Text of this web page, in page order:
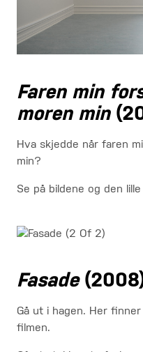
Faren min
moren min
Hva skjedde når faren
min?
Se på bildene og den
Fasade
Gå ut i hagen. Her
filmen.